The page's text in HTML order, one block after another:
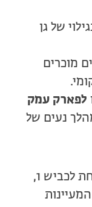
של גן
מוכרים
לפארק עמק
נעים של
נמשיך עם השביל עד למעבר מתחת לכביש 1,